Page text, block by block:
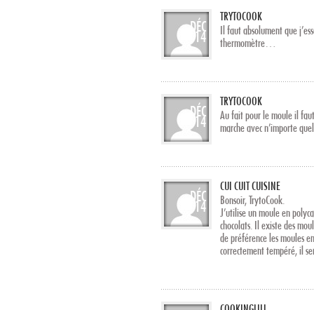
DÉC
14
TRYTOCOOK
Il faut absolument que
thermomètre…
DÉC
14
TRYTOCOOK
Au fait pour le moule il
marche avec n’importe
DÉC
14
CUI CUIT CUISINE
Bonsoir, TrytoCook.
J’utilise un moule en
chocolats. Il existe des
de préférence les moules
correctement tempéré, il